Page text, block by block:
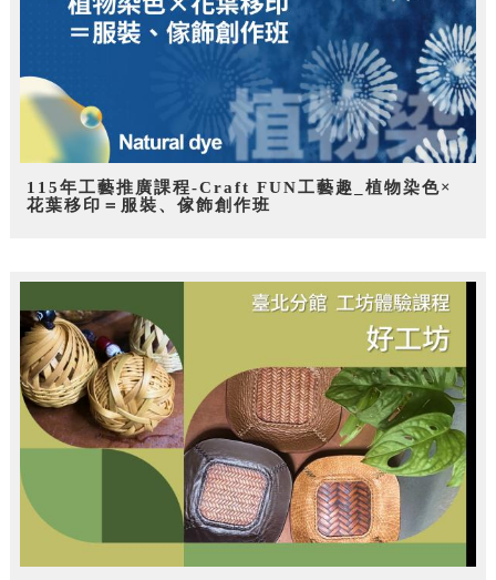
115年工藝推廣課程-Craft FUN工藝趣_植物染色×
花葉移印＝服裝、傢飾創作班